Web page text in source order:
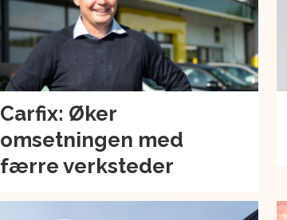
Carfix: Øker
omsetningen med
færre verksteder